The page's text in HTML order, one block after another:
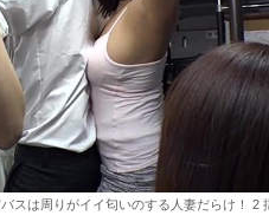
スは周りがイイ匂いのする人妻だらけ！ 2